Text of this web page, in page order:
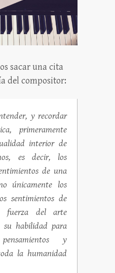
sacar una cita
del compositor:
y recordar
primeramente
interior de
es decir, los
de una
únicamente los
sentimientos de
fuerza del arte
su habilidad para
y
la humanidad